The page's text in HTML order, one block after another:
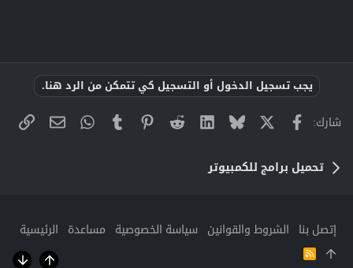
يجب تسجيل الدخول أو التسجيل كي تتمكن من الرد هنا.
شارك: فيسبوك Bluesky
LinkedIn
Reddit
Pinterest
Tumblr
WhatsApp
البريد
تحميل برامج للكمبيوتر
إتصل بنا الشروط والقوانين سياسة الخصوصية مساعدة الرئيسية
R